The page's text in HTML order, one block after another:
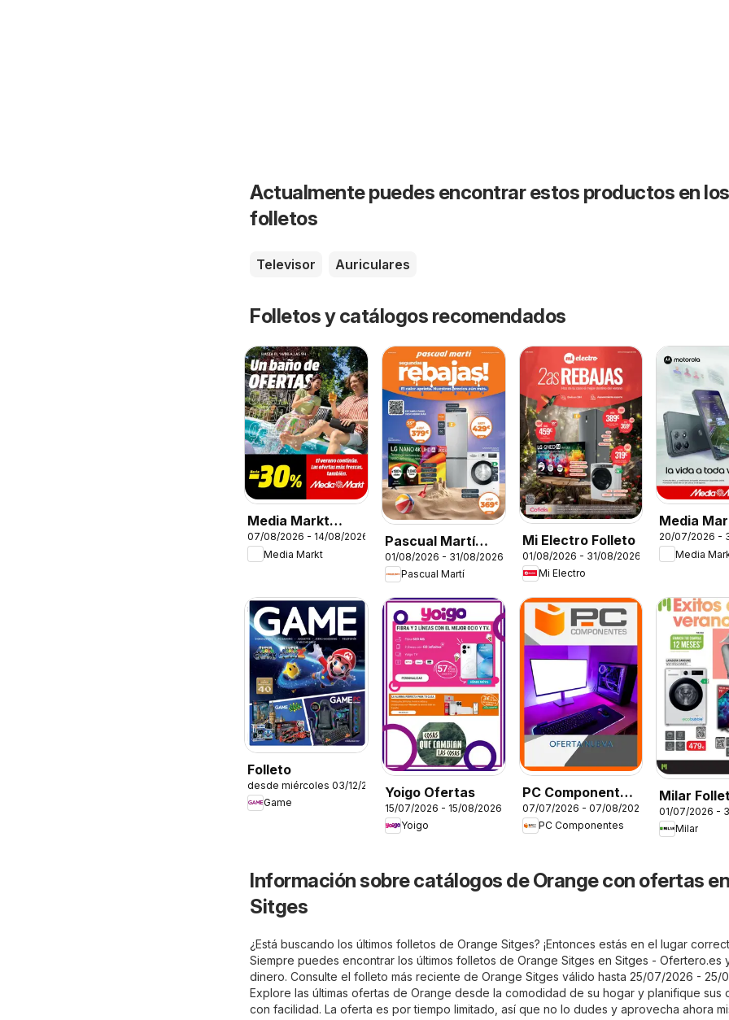
Actualmente puedes encontrar estos productos en los
folletos
Televisor Auriculares
Folletos y catálogos recomendados
Media Markt
Folleto
07/08/2026 - 14/08/2026
Media Markt
Pascual Martí
Folleto
01/08/2026 - 31/08/2026
Pascual Martí
Mi Electro Folleto
01/08/2026 - 31/08/2026
Mi Electro
Media
Folleto
20/07/2026 -
Media
Folleto
desde miércoles 03/12/2025
Game
Yoigo Ofertas
15/07/2026 - 15/08/2026
Yoigo
PC Componentes
Folleto
07/07/2026 - 07/08/2026
PC Componentes
Milar
01/07/2026 -
Milar
Información sobre catálogos de Orange con ofertas en
Sitges
¿Está buscando los últimos folletos de Orange Sitges? ¡Entonces estás en el lugar
Siempre puedes encontrar los últimos folletos de Orange Sitges en Sitges - Ofertero.es
dinero. Consulte el folleto más reciente de Orange Sitges válido hasta 25/07/2026 - 25/
Explore las últimas ofertas de Orange desde la comodidad de su hogar y planifique sus
con facilidad. La oferta es por tiempo limitado, así que no lo dudes y aprovecha ahora